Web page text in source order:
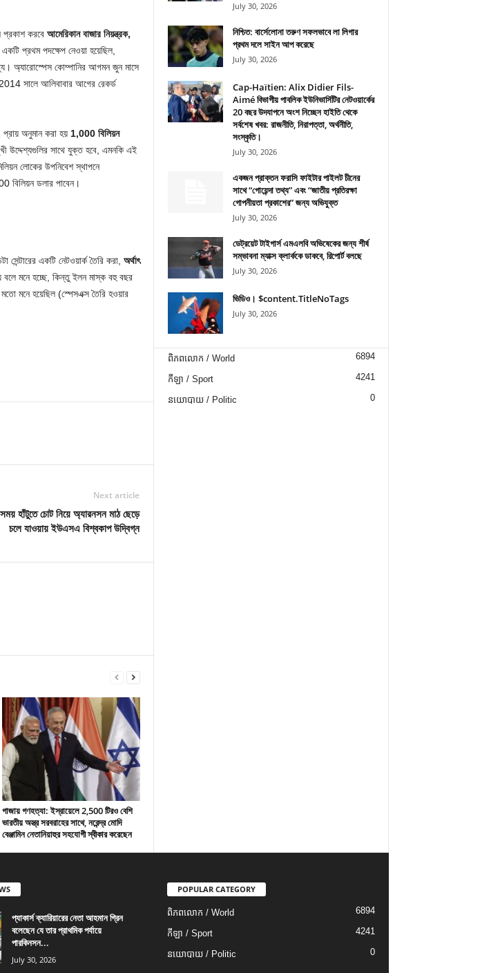
প্রকাশ করবে আমেরিকান বাজার নিয়ন্ত্রক,
প্রথম পদক্ষেপ নেওয়া হয়েছিল,
অ্যারোস্পেস কোম্পানির আগমন জুন মাসে
সালে আলিবাবার আগের রেকর্ড
অনুমান করা হয় 1,000 বিলিয়ন
উদ্দেশ্যগুলির সাথে যুক্ত হবে, এমনকি এই
লোকের উপনিবেশ স্থাপনে
বিলিয়ন ডলার পাবেন।
একটি নেটওয়ার্ক তৈরি করা, অর্থাৎ
মনে হচ্ছে, কিন্তু ইলন মাস্ক বহু বছর
মনে হয়েছিল (স্পেসএক্স তৈরি হওয়ার
Next article
হাঁটুতে চোট নিয়ে অ্যারনসন মাঠ ছেড়ে
চলে যাওয়ায় ইউএসএ বিশ্বকাপ উদ্বিগ্ন
গাজায় গণহত্যা: ইস্রায়েলে 2,500 টিরও বেশি
ভারতীয় অস্ত্র সরবরাহের সাথে, নরেন্দ্র মোদি
বেঞ্জামিন নেতানিয়াহুর সহযোগী স্বীকার করেছেন
July 30, 2026
নিশ্চিত: বার্সেলোনা তরুণ সফলভাবে লা লিগার
প্রথম দলে সাইন আপ করেছে
July 30, 2026
Cap-Haïtien: Alix Didier Fils-
Aimé বিভাগীয় পাবলিক ইউনিভার্সিটির নেটওয়ার্কের
20 বছর উদযাপনে অংশ নিচ্ছেন হাইতি থেকে
সর্বশেষ খবর: রাজনীতি, নিরাপত্তা, অর্থনীতি,
সংস্কৃতি।
July 30, 2026
একজন প্রাক্তন ফরাসি ফাইটার পাইলট চীনের
সাথে “গোয়েন্দা তথ্য” এবং “জাতীয় প্রতিরক্ষা
গোপনীয়তা প্রকাশের” জন্য অভিযুক্ত
July 30, 2026
ডেট্রয়েট টাইগার্স এমএলবি অভিষেকের জন্য শীর্ষ
সম্ভাবনা ম্যাক্স ক্লার্ককে ডাকবে, রিপোর্ট বলছে
July 30, 2026
ভিডিও। $content.TitleNoTags
July 30, 2026
ពិភពលោក / World 6894
កីឡា / Sport 4241
នយោបាយ / Politic 0
প্যাকার্স ক্যারিয়ারের নেতা আহমান গ্রিন
বলেছেন যে তার প্রাথমিক পর্যায়ে
পারকিনসন...
July 30, 2026
POPULAR CATEGORY
ពិភពលោក / World 6894
កីឡា / Sport 4241
នយោបាយ / Politic 0